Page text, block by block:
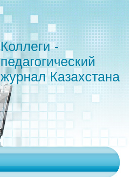
Коллеги -
педагогический
журнал Казахстана